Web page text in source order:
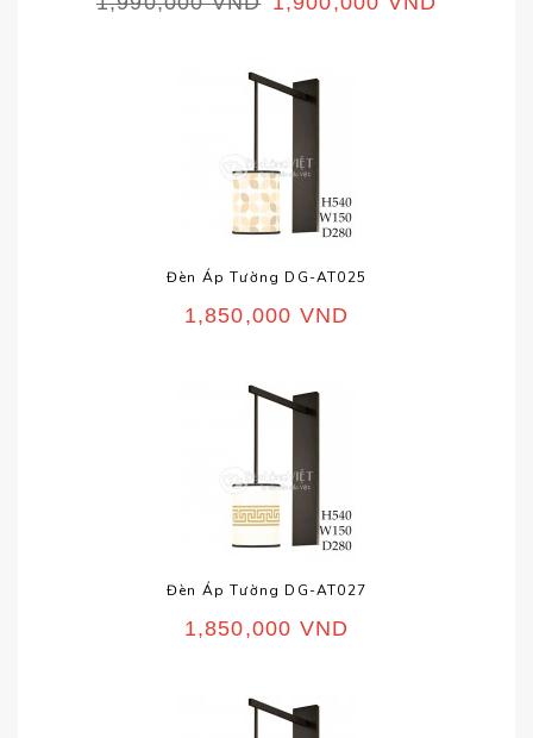
Đèn Áp Tường DG-AT025
1,850,000 VND
Đèn Áp Tường DG-AT027
1,850,000 VND